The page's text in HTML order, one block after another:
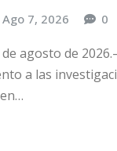
Ago 7, 2026 0
agosto de
a las